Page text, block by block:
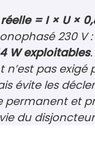
= I × U ×
230 V :
W exploitables
pas exigé
évite les
permanent et
du